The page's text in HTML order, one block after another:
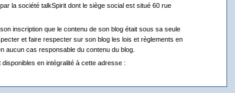
la société talkSpirit dont le siège social est situé 60 rue
inscription que le contenu de son blog était sous sa seule
et faire respecter sur son blog les lois et règlements en
aucun cas responsable du contenu du blog.
en intégralité à cette adresse :